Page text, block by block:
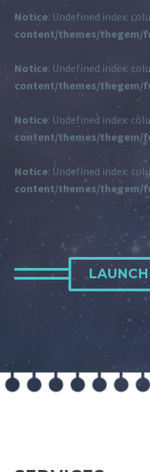
Notice: Undefined index:
content/themes/thegem/
Notice: Undefined index:
content/themes/thegem/
Notice: Undefined index:
content/themes/thegem/
Notice: Undefined index:
content/themes/thegem/